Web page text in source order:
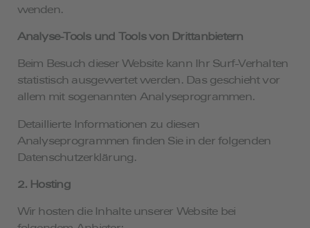
wenden.
Analyse-Tools und Tools von Dritt­anbietern
Beim Besuch dieser Website kann Ihr Surf-Verhalten
statistisch ausgewertet werden. Das geschieht vor
allem mit sogenannten Analyseprogrammen.
Detaillierte Informationen zu diesen
Analyseprogrammen finden Sie in der folgenden
Datenschutzerklärung.
2. Hosting
Wir hosten die Inhalte unserer Website bei